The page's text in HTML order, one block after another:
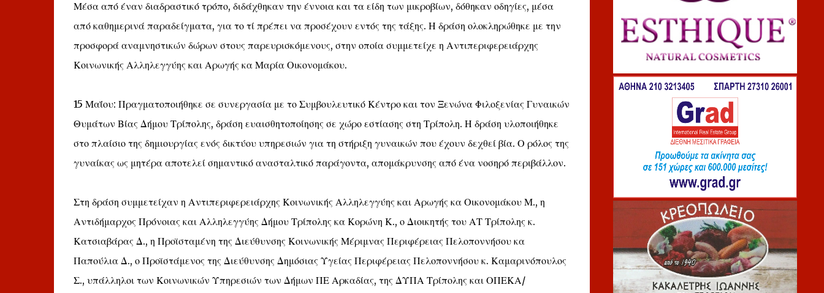
Μέσα από έναν διαδραστικό τρόπο, διδάχθηκαν την έννοια και τα είδη των μικροβίων, δόθηκαν οδηγίες, μέσα
από καθημερινά παραδείγματα, για το τί πρέπει να προσέχουν εντός της τάξης. Η δράση ολοκληρώθηκε με την
προσφορά αναμνηστικών δώρων στους παρευρισκόμενους, στην οποία συμμετείχε η Αντιπεριφερειάρχης
Κοινωνικής Αλληλεγγύης και Αρωγής κα Μαρία Οικονομάκου.
15 Μαΐου: Πραγματοποιήθηκε σε συνεργασία με το Συμβουλευτικό Κέντρο και τον Ξενώνα Φιλοξενίας Γυναικών
Θυμάτων Βίας Δήμου Τρίπολης, δράση ευαισθητοποίησης σε χώρο εστίασης στη Τρίπολη. Η δράση υλοποιήθηκε
στο πλαίσιο της δημιουργίας ενός δικτύου υπηρεσιών για τη στήριξη γυναικών που έχουν δεχθεί βία. Ο ρόλος της
γυναίκας ως μητέρα αποτελεί σημαντικό ανασταλτικό παράγοντα, απομάκρυνσης από ένα νοσηρό περιβάλλον.
Στη δράση συμμετείχαν η Αντιπεριφερειάρχης Κοινωνικής Αλληλεγγύης και Αρωγής κα Οικονομάκου Μ., η
Αντιδήμαρχος Πρόνοιας και Αλληλεγγύης Δήμου Τρίπολης κα Κορώνη Κ., ο Διοικητής του ΑΤ Τρίπολης κ.
Κατσιαβάρας Δ., η Προϊσταμένη της Διεύθυνσης Κοινωνικής Μέριμνας Περιφέρειας Πελοποννήσου κα
Παπούλια Δ., ο Προϊστάμενος της Διεύθυνσης Δημόσιας Υγείας Περιφέρειας Πελοποννήσου κ. Καμαρινόπουλος
Σ., υπάλληλοι των Κοινωνικών Υπηρεσιών των Δήμων ΠΕ Αρκαδίας, της ΔΥΠΑ Τρίπολης και ΟΠΕΚΑ/